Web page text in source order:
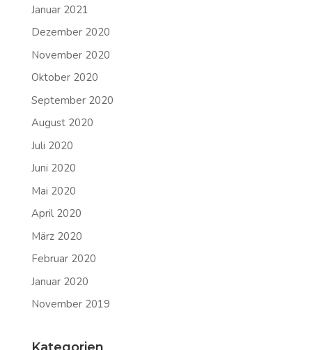
Januar 2021
Dezember 2020
November 2020
Oktober 2020
September 2020
August 2020
Juli 2020
Juni 2020
Mai 2020
April 2020
März 2020
Februar 2020
Januar 2020
November 2019